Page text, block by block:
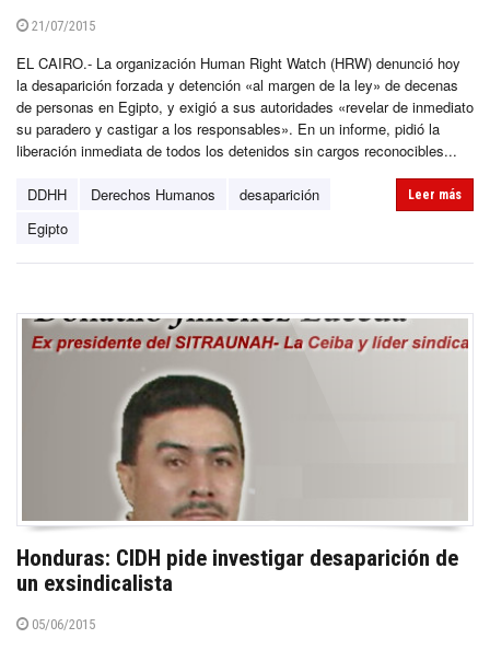
21/07/2015
EL CAIRO.- La organización Human Right Watch (HRW) denunció hoy
la desaparición forzada y detención «al margen de la ley» de decenas
de personas en Egipto, y exigió a sus autoridades «revelar de inmediato
su paradero y castigar a los responsables». En un informe, pidió la
liberación inmediata de todos los detenidos sin cargos reconocibles...
DDHH Derechos Humanos
desaparición
Egipto
Leer más
Honduras: CIDH pide investigar desaparición de
un exsindicalista
05/06/2015